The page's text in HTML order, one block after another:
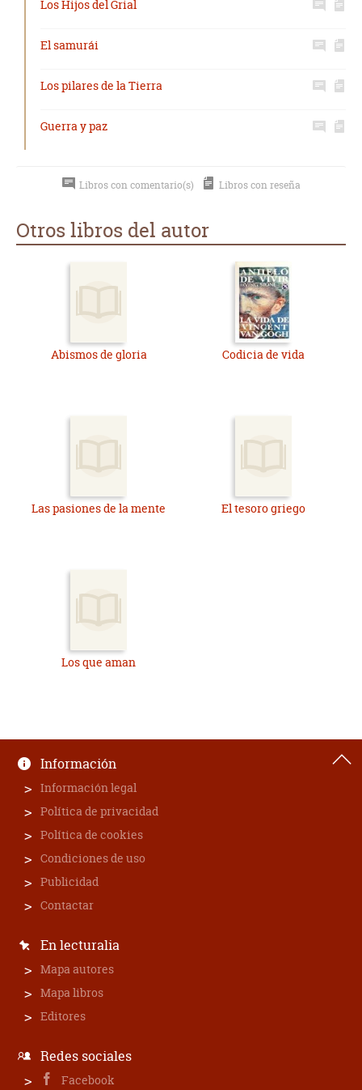
Los Hijos del Grial
El samurái
Los pilares de la Tierra
Guerra y paz
Libros con comentario(s) Libros con reseña
Otros libros del autor
Abismos de gloria Codicia de vida
Las pasiones de la mente El tesoro griego
Los que aman
Información
Información legal
Política de privacidad
Política de cookies
Condiciones de uso
Publicidad
Contactar
En lecturalia
Mapa autores
Mapa libros
Editores
Redes sociales
Facebook